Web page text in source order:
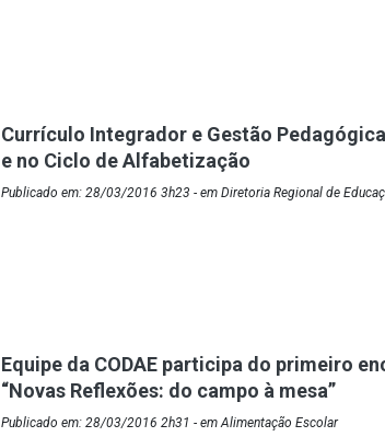
Currículo Integrador e Gestão
e no Ciclo de Alfabetização
Publicado em: 28/03/2016 3h23 - em Diretoria Regional de
Equipe da CODAE participa do primeiro
“Novas Reflexões: do campo à mesa”
Publicado em: 28/03/2016 2h31 - em Alimentação Escolar